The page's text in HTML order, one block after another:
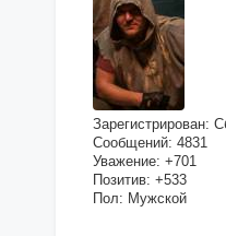
Зарегистрирован:
Сообщений: 4831
Уважение: +701
Позитив: +533
Пол: Мужской